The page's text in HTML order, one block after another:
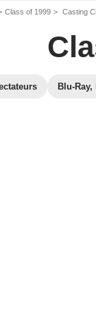
Class of 1999 Casting
Blu-Ray,